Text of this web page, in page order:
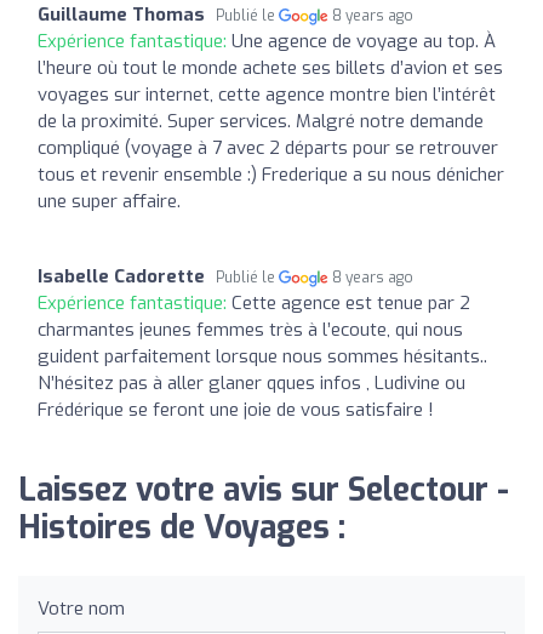
Guillaume Thomas Publié le 8 years ago
Expérience fantastique: Une agence de voyage au top. À
l’heure où tout le monde achete ses billets d’avion et ses
voyages sur internet, cette agence montre bien l’intérêt
de la proximité. Super services. Malgré notre demande
compliqué (voyage à 7 avec 2 départs pour se retrouver
tous et revenir ensemble :) Frederique a su nous dénicher
une super affaire.
Isabelle Cadorette Publié le 8 years ago
Expérience fantastique: Cette agence est tenue par 2
charmantes jeunes femmes très à l’ecoute, qui nous
guident parfaitement lorsque nous sommes hésitants..
N’hésitez pas à aller glaner qques infos , Ludivine ou
Frédérique se feront une joie de vous satisfaire !
Laissez votre avis sur Selectour -
Histoires de Voyages :
Votre nom